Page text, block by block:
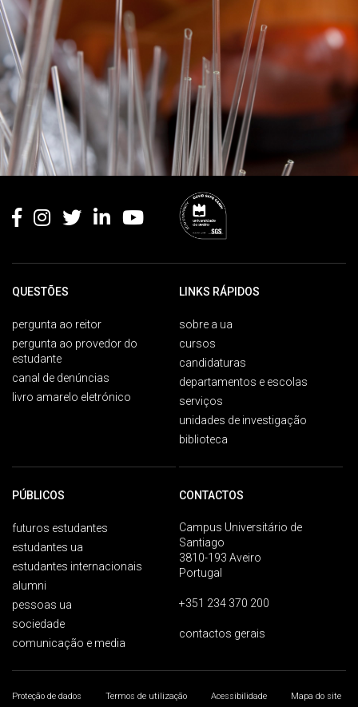
QUESTÕES
pergunta ao reitor
pergunta ao provedor do
estudante
canal de denúncias
livro amarelo eletrónico
LINKS RÁPIDOS
sobre a ua
cursos
candidaturas
departamentos e escolas
serviços
unidades de investigação
biblioteca
PÚBLICOS
futuros estudantes
estudantes ua
estudantes internacionais
alumni
pessoas ua
sociedade
comunicação e media
CONTACTOS
Campus Universitário de
Santiago
3810-193 Aveiro
Portugal
+351 234 370 200
contactos gerais
Proteção de dados Termos de utilização Acessibilidade Mapa do site